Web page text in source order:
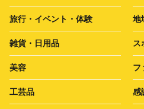
旅行・イベント・体験 地
雑貨・日用品 ス
美容 フ
工芸品 感